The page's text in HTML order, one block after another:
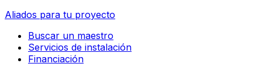
Aliados para tu proyecto
Buscar un maestro
Servicios de instalación
Financiación